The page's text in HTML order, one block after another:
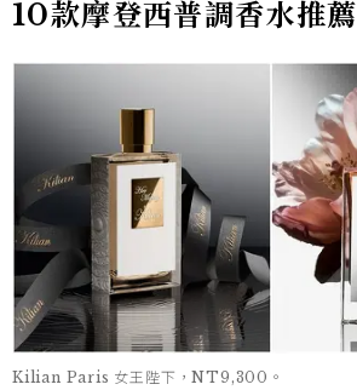
10款摩登西普調香水推薦
Kilian Paris 女王陛下，NT9,300。